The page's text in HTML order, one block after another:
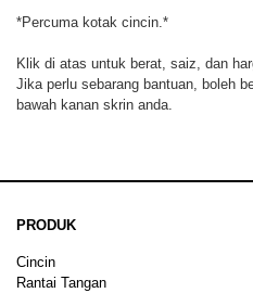
*Percuma kotak cincin.*
Klik di atas untuk berat, saiz, dan
Jika perlu sebarang bantuan, boleh
bawah kanan skrin anda.
PRODUK
Cincin
Rantai Tangan